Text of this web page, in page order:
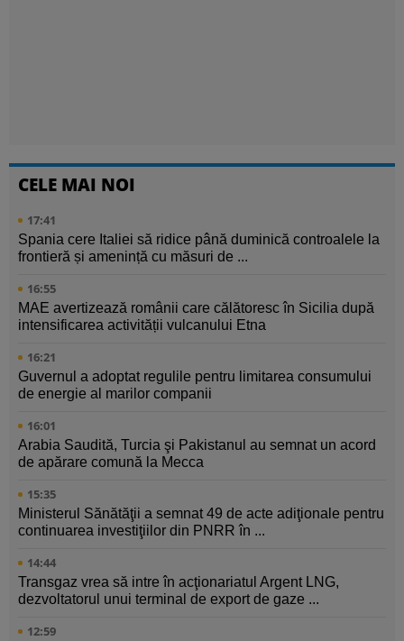
CELE MAI NOI
17:41
Spania cere Italiei să ridice până duminică controalele la
frontieră și amenință cu măsuri de ...
16:55
MAE avertizează românii care călătoresc în Sicilia după
intensificarea activității vulcanului Etna
16:21
Guvernul a adoptat regulile pentru limitarea consumului
de energie al marilor companii
16:01
Arabia Saudită, Turcia şi Pakistanul au semnat un acord
de apărare comună la Mecca
15:35
Ministerul Sănătăţii a semnat 49 de acte adiţionale pentru
continuarea investiţiilor din PNRR în ...
14:44
Transgaz vrea să intre în acţionariatul Argent LNG,
dezvoltatorul unui terminal de export de gaze ...
12:59